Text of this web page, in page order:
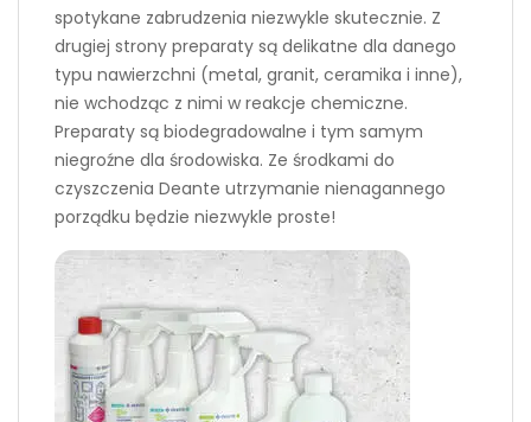
spotykane zabrudzenia niezwykle skutecznie. Z
drugiej strony preparaty są delikatne dla danego
typu nawierzchni (metal, granit, ceramika i inne),
nie wchodząc z nimi w reakcje chemiczne.
Preparaty są biodegradowalne i tym samym
niegroźne dla środowiska. Ze środkami do
czyszczenia Deante utrzymanie nienagannego
porządku będzie niezwykle proste!